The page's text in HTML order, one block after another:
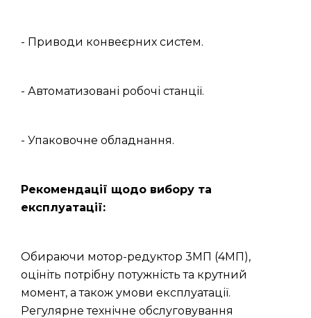
- Приводи конвеєрних систем.
- Автоматизовані робочі станції.
- Упаковочне обладнання.
Рекомендації щодо вибору та
експлуатації:
Обираючи мотор-редуктор 3МП (4МП),
оцініть потрібну потужність та крутний
момент, а також умови експлуатації.
Регулярне технічне обслуговування